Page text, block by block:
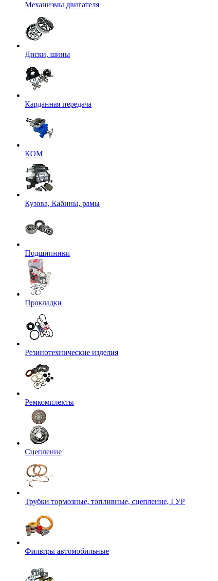
Механизмы двигателя
Диски, шины
Карданная передача
КОМ
Кузова, Кабины, рамы
Подшипники
Прокладки
Резинотехнические изделия
Ремкомплекты
Сцепление
Трубки тормозные, топливные, сцепление, ГУР
Фильтры автомобильные